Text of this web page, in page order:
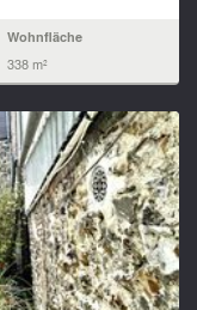
Wohnfläche
338 m²